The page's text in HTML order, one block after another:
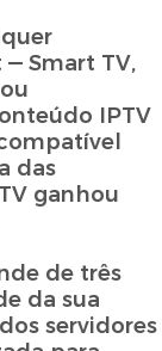
Smart TV,
IPTV
das
ganhou
de três
da sua
servidores